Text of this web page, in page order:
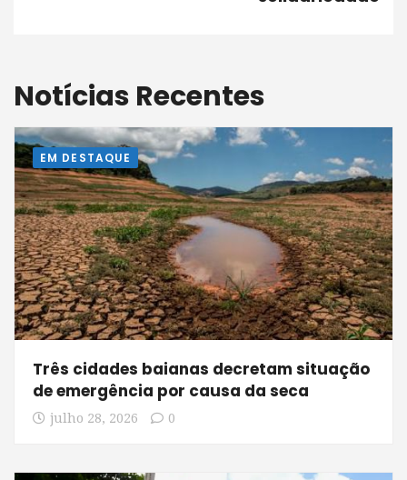
Notícias Recentes
EM DESTAQUE
Três cidades baianas decretam situação
de emergência por causa da seca
julho 28, 2026 0